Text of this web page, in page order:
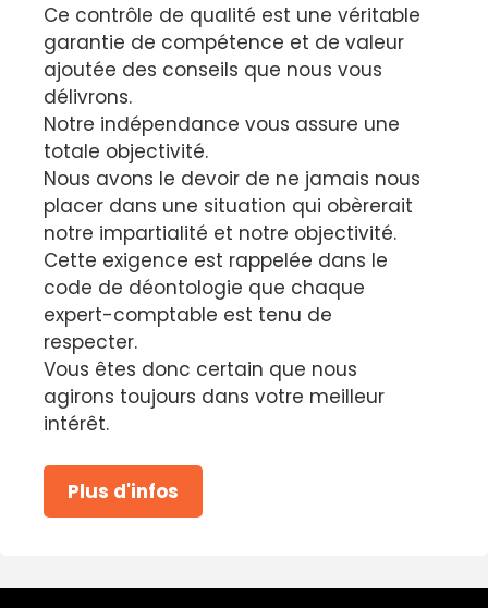
Ce contrôle de qualité est une véritable
garantie de compétence et de valeur
ajoutée des conseils que nous vous
délivrons.
Notre indépendance vous assure une
totale objectivité.
Nous avons le devoir de ne jamais nous
placer dans une situation qui obèrerait
notre impartialité et notre objectivité.
Cette exigence est rappelée dans le
code de déontologie que chaque
expert-comptable est tenu de
respecter.
Vous êtes donc certain que nous
agirons toujours dans votre meilleur
intérêt.
Plus d'infos